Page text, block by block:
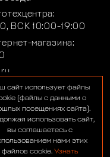
ВСК 10:00-19:00
магазина:
сайт использует файлы
(файлы с данными о
посещениях сайта).
использовать сайт,
вы соглашаетесь с
нами этих
файлов cookie. Узнать